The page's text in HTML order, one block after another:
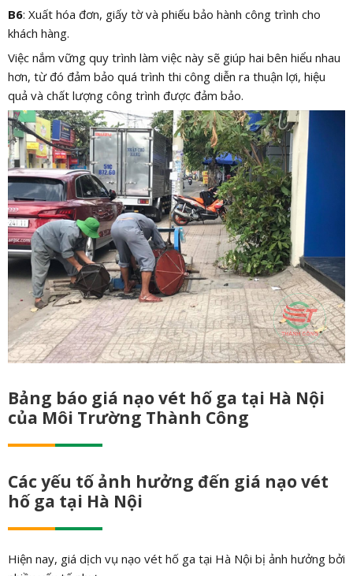
B6: Xuất hóa đơn, giấy tờ và phiếu bảo hành công trình cho
khách hàng.
Việc nắm vững quy trình làm việc này sẽ giúp hai bên hiểu nhau
hơn, từ đó đảm bảo quá trình thi công diễn ra thuận lợi, hiệu
quả và chất lượng công trình được đảm bảo.
Bảng báo giá nạo vét hố ga tại Hà Nội
của Môi Trường Thành Công
Các yếu tố ảnh hưởng đến giá nạo vét
hố ga tại Hà Nội
Hiện nay, giá dịch vụ nạo vét hố ga tại Hà Nội bị ảnh hưởng bởi